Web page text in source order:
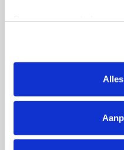
tonen. Je kunt je
intrekken via Cookie
lijst met cookies is te